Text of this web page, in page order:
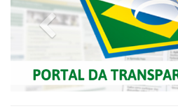
Previous